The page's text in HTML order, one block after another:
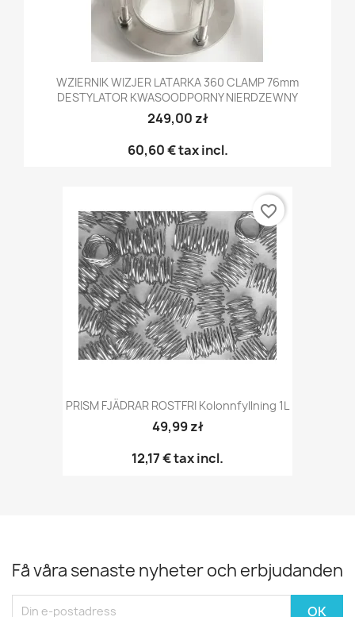
WZIERNIK WIZJER LATARKA 360 CLAMP 76mm
DESTYLATOR KWASOODPORNY NIERDZEWNY
249,00 zł
60,60 €tax incl.
PRISM FJÄDRAR ROSTFRI Kolonnfyllning 1L
49,99 zł
12,17 €tax incl.
favorite_border
Få våra senaste nyheter och erbjudanden